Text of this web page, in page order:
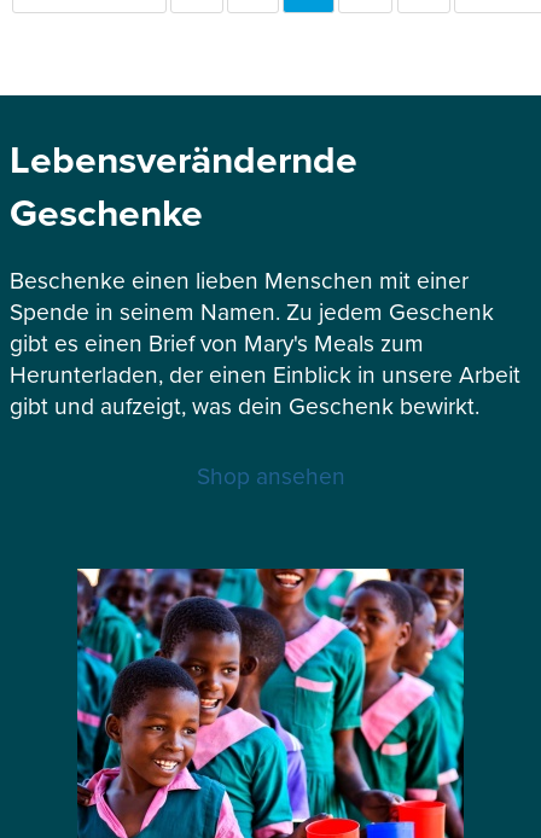
Lebensverändernde
Geschenke
Beschenke einen lieben Menschen mit einer
Spende in seinem Namen. Zu jedem Geschenk
gibt es einen Brief von Mary's Meals zum
Herunterladen, der einen Einblick in unsere Arbeit
gibt und aufzeigt, was dein Geschenk bewirkt.
Shop ansehen